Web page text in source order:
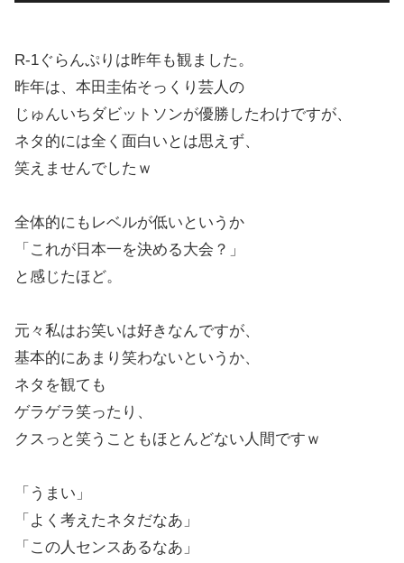
R-1ぐらんぷりは昨年も観ました。
昨年は、本田圭佑そっくり芸人の
じゅんいちダビットソンが優勝したわけですが、
ネタ的には全く面白いとは思えず、
笑えませんでしたｗ
全体的にもレベルが低いというか
「これが日本一を決める大会？」
と感じたほど。
元々私はお笑いは好きなんですが、
基本的にあまり笑わないというか、
ネタを観ても
ゲラゲラ笑ったり、
クスっと笑うこともほとんどない人間ですｗ
「うまい」
「よく考えたネタだなあ」
「この人センスあるなあ」